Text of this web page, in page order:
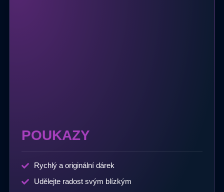
POUKAZY
Rychlý a originální dárek
Udělejte radost svým blízkým